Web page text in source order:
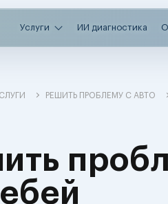
Услуги ИИ диагностика
РЕШИТЬ ПРОБЛЕМУ С АВТО